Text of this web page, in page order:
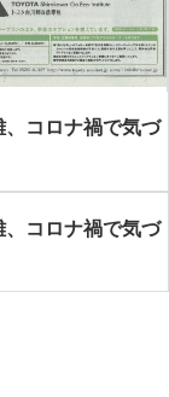
コロナ禍で気づ
コロナ禍で気づ